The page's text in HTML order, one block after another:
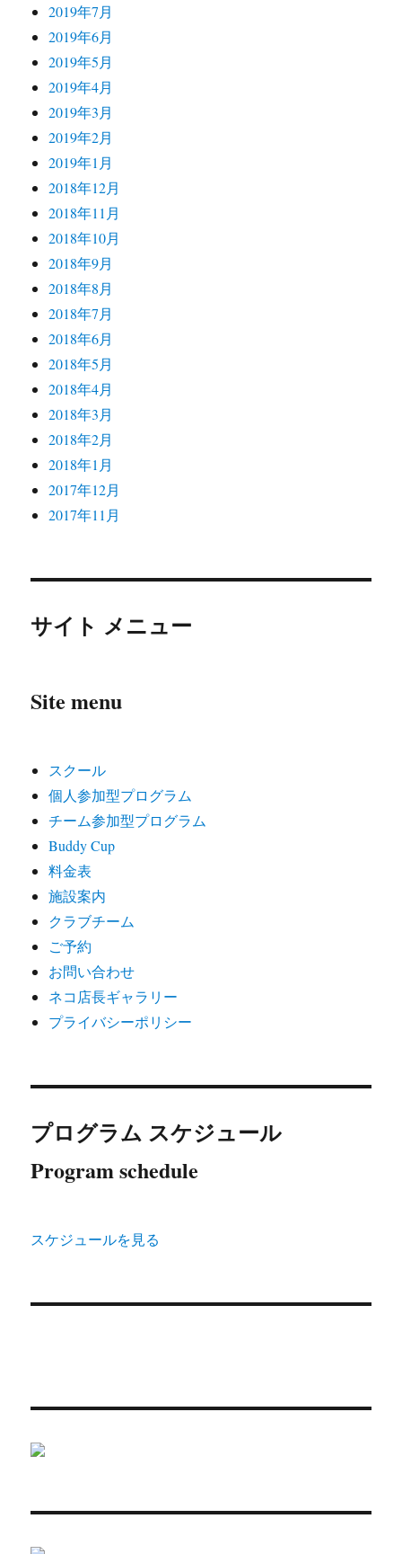
2019年7月
2019年6月
2019年5月
2019年4月
2019年3月
2019年2月
2019年1月
2018年12月
2018年11月
2018年10月
2018年9月
2018年8月
2018年7月
2018年6月
2018年5月
2018年4月
2018年3月
2018年2月
2018年1月
2017年12月
2017年11月
サイト メニュー
Site menu
スクール
個人参加型プログラム
チーム参加型プログラム
Buddy Cup
料金表
施設案内
クラブチーム
ご予約
お問い合わせ
ネコ店長ギャラリー
プライバシーポリシー
プログラム スケジュール
Program schedule
スケジュールを見る